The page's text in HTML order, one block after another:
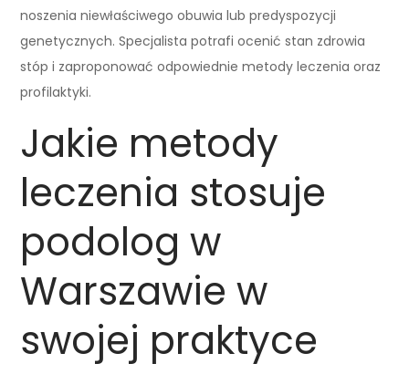
noszenia niewłaściwego obuwia lub predyspozycji
genetycznych. Specjalista potrafi ocenić stan zdrowia
stóp i zaproponować odpowiednie metody leczenia oraz
profilaktyki.
Jakie metody
leczenia stosuje
podolog w
Warszawie w
swojej praktyce